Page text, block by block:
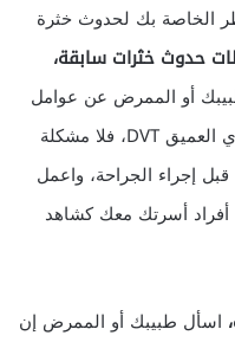
الخاصة بك لحدوث خثرة
حدوث خثرات سابقة،
أو الممرض عن عوامل
الخطر الشخصية لحدوث الخثار الوريدي العميق DVT، فلا مشكلة
إجراء الجراحة، واعمل
أسرتك معك كشاهد
اسأل طبيبك أو الممرض إن